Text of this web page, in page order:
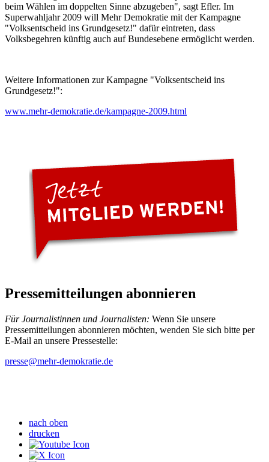
beim Wählen im doppelten Sinne abzugeben", sagt Efler. Im
Superwahljahr 2009 will Mehr Demokratie mit der Kampagne
"Volksentscheid ins Grundgesetz!" dafür eintreten, dass
Volksbegehren künftig auch auf Bundesebene ermöglicht werden.
Weitere Informationen zur Kampagne "Volksentscheid ins
Grundgesetz!":
www.mehr-demokratie.de/kampagne-2009.html
Pressemitteilungen abonnieren
Für Journalistinnen und Journalisten: Wenn Sie unsere
Pressemitteilungen abonnieren möchten, wenden Sie sich bitte per
E-Mail an unsere Pressestelle:
presse@mehr-demokratie.de
nach oben
drucken